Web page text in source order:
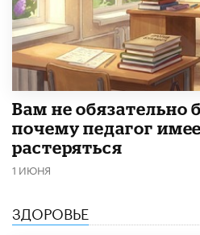
​Вам не обязательно
почему педагог
растеряться
1 ИЮНЯ
ЗДОРОВЬЕ